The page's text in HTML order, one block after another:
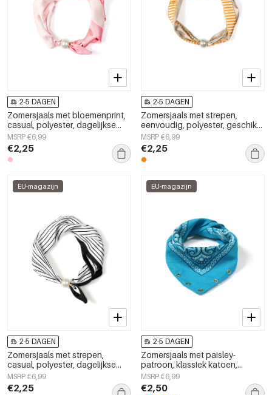
2-5 DAGEN
Zomersjaals met bloemenprint,
casual, polyester, dagelijkse
accessoires
MSRP €6,99
€2,25
2-5 DAGEN
Zomersjaals met strepen,
eenvoudig, polyester, geschikt
voor dagelijks gebruik.
MSRP €6,99
€2,25
EU-magazijn
2-5 DAGEN
Zomersjaals met strepen,
casual, polyester, dagelijkse
accessoires
MSRP €6,99
€2,25
EU-magazijn
2-5 DAGEN
Zomersjaals met paisley-
patroon, klassiek katoen,
dagelijkse accessoires
MSRP €6,99
€2,50